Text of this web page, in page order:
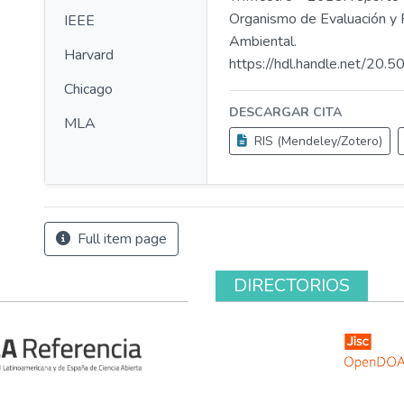
IEEE
Harvard
Chicago
MLA
Organismo de Evaluación y
Ambiental.
https://hdl.handle.net/
DESCARGAR CITA
RIS (Mendeley/Zotero)
Full item page
DIRECTORIOS